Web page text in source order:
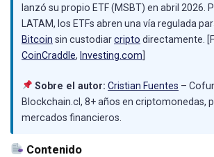
lanzó su propio ETF (MSBT) en abril 2026.
LATAM, los ETFs abren una vía regulada
Bitcoin sin custodiarcripto directamente.
CoinCraddle, Investing.com
Sobre el autor: Cristian Fuentes –
Blockchain.cl, 8+ años en criptomonedas,
mercados financieros.
Contenido